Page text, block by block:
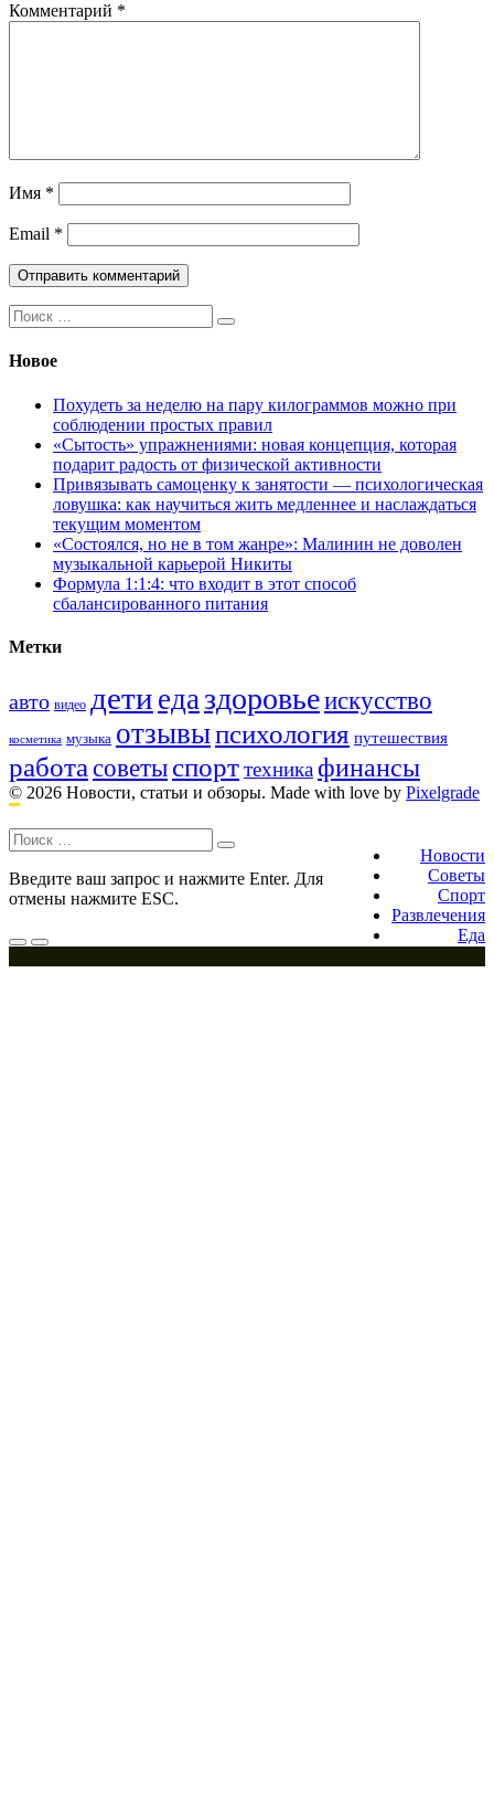
Комментарий *
Имя *
Email *
Поиск:
Новое
Похудеть за неделю на пару килограммов можно при
соблюдении простых правил
«Сытость» упражнениями: новая концепция, которая
подарит радость от физической активности
Привязывать самоценку к занятости — психологическая
ловушка: как научиться жить медленнее и наслаждаться
текущим моментом
«Состоялся, но не в том жанре»: Малинин не доволен
музыкальной карьерой Никиты
Формула 1:1:4: что входит в этот способ
сбалансированного питания
Метки
авто видео дети едаздоровьеискусство
косметика музыка отзывыпсихология путешествия
работа советы спорттехникафинансы
© 2026 Новости, статьи и обзоры. Made with love by Pixelgrade
navigation
Новости
Советы
Спорт
Развлечения
Еда
Поиск:
Введите ваш запрос и нажмите Enter. Для
отмены нажмите ESC.
Меню